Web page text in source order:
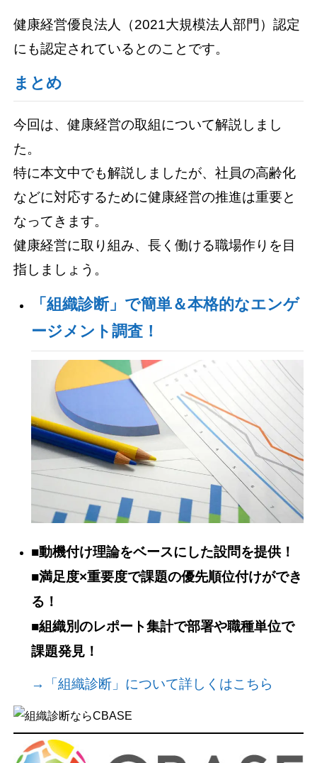
健康経営優良法人（2021大規模法人部門）認定
にも認定されているとのことです。
まとめ
今回は、健康経営の取組について解説しまし
た。
特に本文中でも解説しましたが、社員の高齢化
などに対応するために健康経営の推進は重要と
なってきます。
健康経営に取り組み、長く働ける職場作りを目
指しましょう。
「組織診断」で簡単＆本格的なエンゲ
ージメント調査！
■動機付け理論をベースにした設問を提供！
■満足度×重要度で課題の優先順位付けができ
る！
■組織別のレポート集計で部署や職種単位で
課題発見！
→「組織診断」について詳しくはこちら